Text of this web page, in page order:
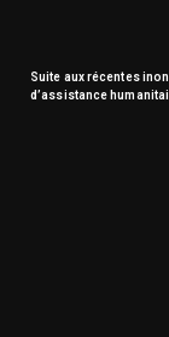
Suite aux récentes
d’assistance